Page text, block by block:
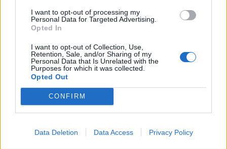
I want to opt-out of processing my
Personal Data for Targeted Advertising.
Opted In
I want to opt-out of Collection, Use,
Retention, Sale, and/or Sharing of my
Personal Data that Is Unrelated with the
Purposes for which it was collected.
Opted Out
CONFIRM
Data Deletion Data Access Privacy Policy
PARABIAGO
Giornata da volontari per gli
studenti dell’I.C. Via IV Novembre
con “Noi… E la Protezione Civile”
Open day nella sede della Protezione Civile di